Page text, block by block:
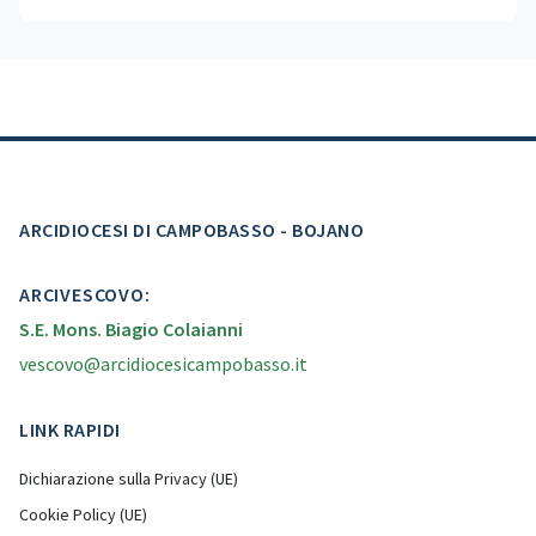
ARCIDIOCESI DI CAMPOBASSO - BOJANO
ARCIVESCOVO:
S.E. Mons. Biagio Colaianni
vescovo@arcidiocesicampobasso.it
LINK RAPIDI
Dichiarazione sulla Privacy (UE)
Cookie Policy (UE)